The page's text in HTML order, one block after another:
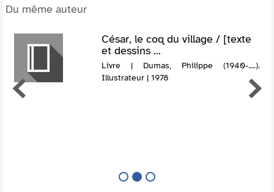
Du même auteur
César, le coq du village / [texte
et dessins ...
Livre | Dumas, Philippe (1940-....).
Illustrateur | 1978